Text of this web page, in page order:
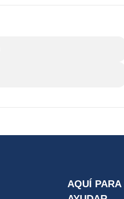
AQUÍ PARA